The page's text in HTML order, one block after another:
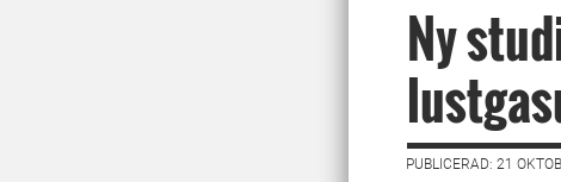
Ny
PUBLICERAD: 21